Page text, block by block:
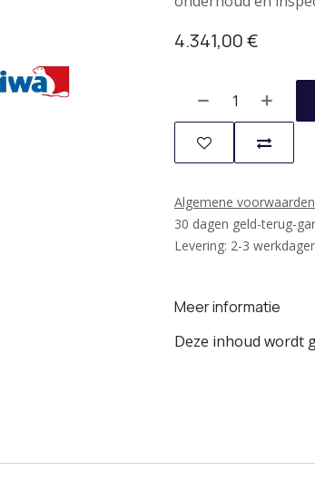
4.341,00€
Algemene voorwaarden
30 dagen geld-terug-
Levering: 2-3
Meer informatie
Deze inhoud wordt